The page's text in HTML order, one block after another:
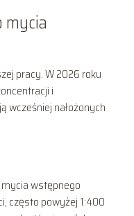
mycia
pracy. W 2026 roku
i
wcześniej nałożonych
wstępnego
często powyżej 1:400